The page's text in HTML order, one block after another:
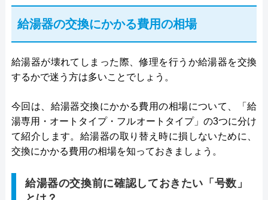
給湯器の交換にかかる費用の相場
給湯器が壊れてしまった際、修理を行うか給湯器を交換
するかで迷う方は多いことでしょう。
今回は、給湯器交換にかかる費用の相場について、「給
湯専用・オートタイプ・フルオートタイプ」の3つに分け
て紹介します。給湯器の取り替え時に損しないために、
交換にかかる費用の相場を知っておきましょう。
給湯器の交換前に確認しておきたい「号数」